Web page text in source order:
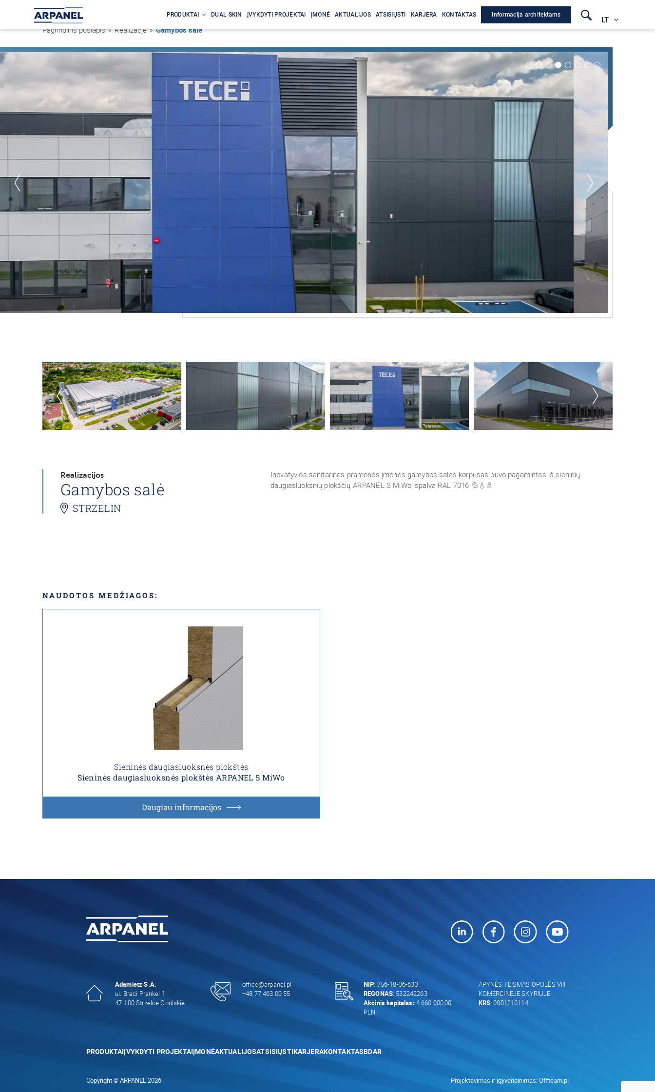
PRODUKTAI DUAL SKIN ĮVYKDYTI PROJEKTAI ĮMONĖ AKTUALIJOS ATSISIŲSTI KARJERA KONTAKTAS Informacija architektams
LT
Pagrindinis puslapis » Realizacje »Gamybos salė
Realizacijos
Gamybos salė
STRZELIN
Inovatyvios sanitarinės pramonės įmonės gamybos salės korpusas buvo pagamintas iš sieninių
daugiasluoksnių plokščių ARPANEL S MiWo, spalva RAL 7016 💦💧🚿
NAUDOTOS MEDŽIAGOS:
Sieninės daugiasluoksnės plokštės
Sieninės daugiasluoksnės plokštės ARPANEL S MiWo
Daugiau informacijos
Adamietz S.A.
ul. Braci Prankel 1
47-100 Strzelce Opolskie
office@arpanel.pl
+48 77 463 00 55
NIP: 756-18-36-633
REGONAS: 532242263
Akcinis kapitalas: 4 660 000,00
PLN
APYNĖS TEISMAS OPOLĖS VIII
KOMERCINĖJE SKYRIUJE
KRS: 0001210114
PRODUKTAIĮVYKDYTI PROJEKTAIĮMONĖAKTUALIJOSATSISIŲSTIKARJERAKONTAKTASBDAR
Copyright © ARPANEL 2026 Projektavimas ir įgyvendinimas:Offteam.pl